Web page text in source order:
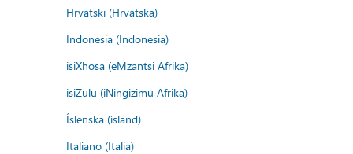
Hrvatski (Hrvatska)
Indonesia (Indonesia)
isiXhosa (eMzantsi Afrika)
isiZulu (iNingizimu Afrika)
Íslenska (ísland)
Italiano (Italia)